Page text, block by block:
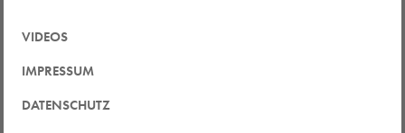
VIDEOS
IMPRESSUM
DATENSCHUTZ